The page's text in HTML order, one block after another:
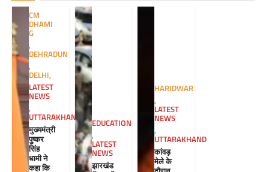
CM
DHAMI
G
,
DEHRADUN
,
DELHI,
LATEST
NEWS
,
UTTARAKHAND
मुख्यमंत्री
पुष्कर
सिंह
धामी ने
कहा कि
EDUCATION
,
LATEST
NEWS
झारखंड
HARIDWAR
,
LATEST
NEWS
,
UTTARAKHAND
कांवड़
मेले के